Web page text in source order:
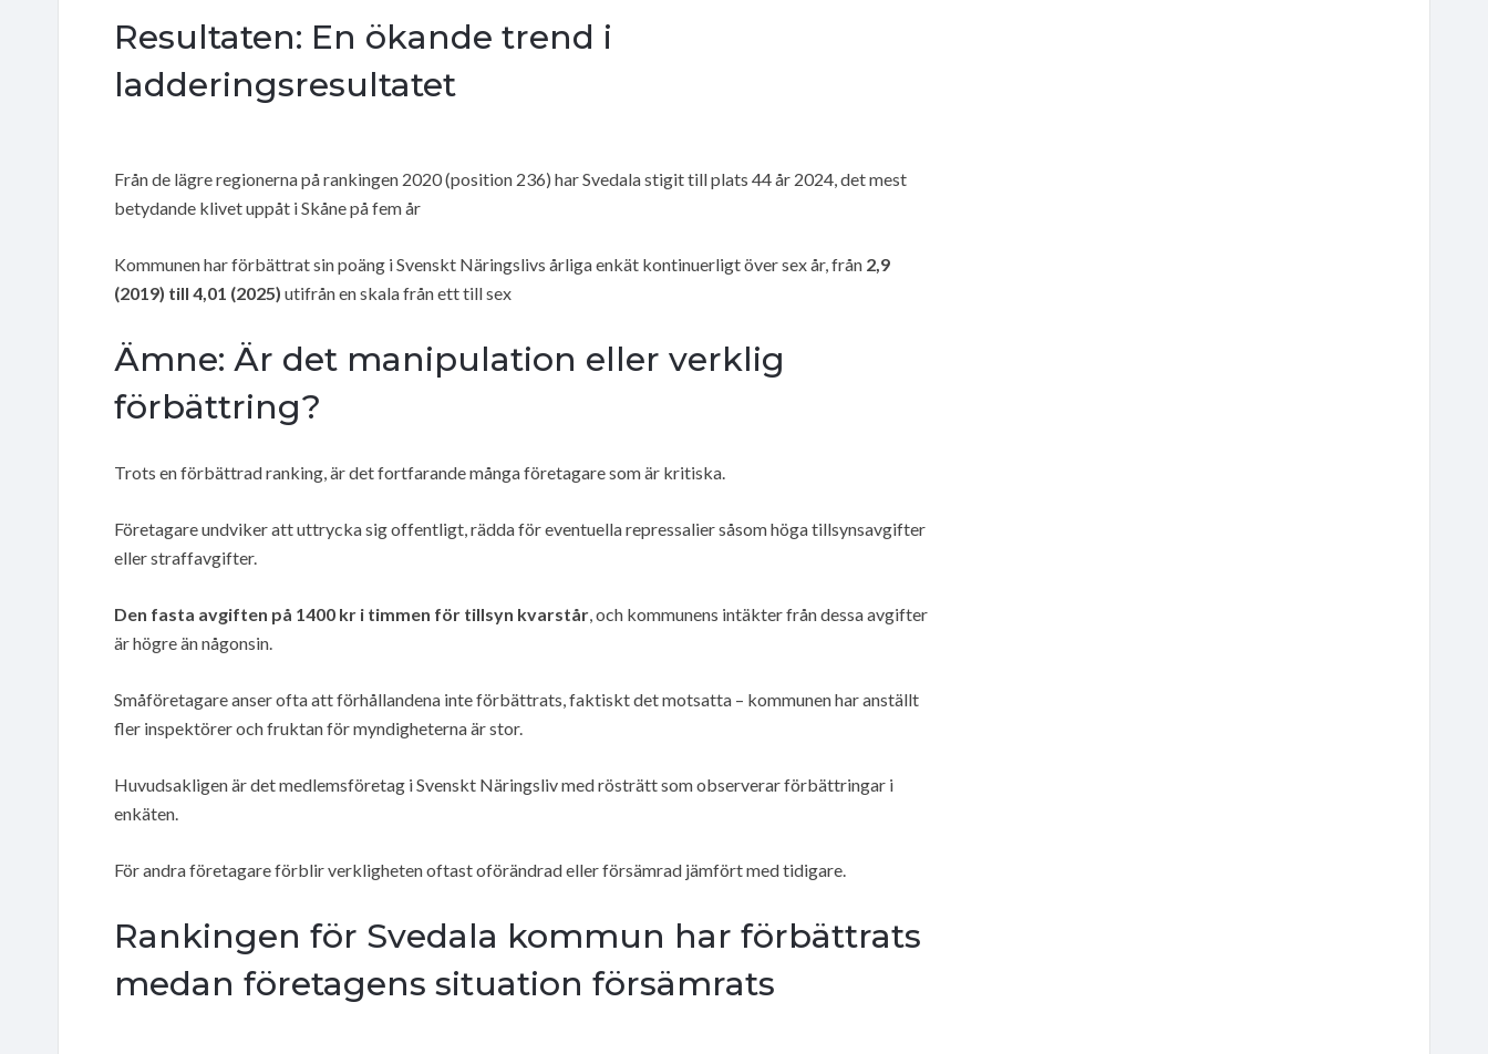
Resultaten: En ökande trend i
ladderingsresultatet
Från de lägre regionerna på rankingen 2020 (position 236) har Svedala stigit till plats 44 år 2024, det mest
betydande klivet uppåt i Skåne på fem år
Kommunen har förbättrat sin poäng i Svenskt Näringslivs årliga enkät kontinuerligt över sex år, från 2,9
(2019) till 4,01 (2025) utifrån en skala från ett till sex
Ämne: Är det manipulation eller verklig
förbättring?
Trots en förbättrad ranking, är det fortfarande många företagare som är kritiska.
Företagare undviker att uttrycka sig offentligt, rädda för eventuella repressalier såsom höga tillsynsavgifter
eller straffavgifter.
Den fasta avgiften på 1400 kr i timmen för tillsyn kvarstår, och kommunens intäkter från dessa avgifter
är högre än någonsin.
Småföretagare anser ofta att förhållandena inte förbättrats, faktiskt det motsatta – kommunen har anställt
fler inspektörer och fruktan för myndigheterna är stor.
Huvudsakligen är det medlemsföretag i Svenskt Näringsliv med rösträtt som observerar förbättringar i
enkäten.
För andra företagare förblir verkligheten oftast oförändrad eller försämrad jämfört med tidigare.
Rankingen för Svedala kommun har förbättrats
medan företagens situation försämrats